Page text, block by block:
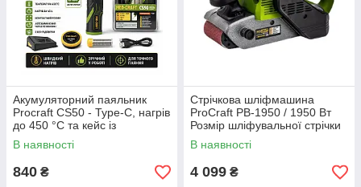
Акумуляторний паяльник
Procraft CS50 - Туре-C, нагрів
до 450 °С та кейс із
приладдям Німеччина
В наявності
840 ₴
Стрічкова шліфмашина
ProCraft PB-1950 / 1950 Вт
Розмір шліфувальної стрічки
100*610 мм Німеччина
В наявності
4 099 ₴